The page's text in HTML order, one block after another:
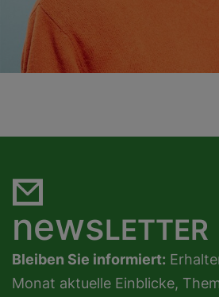
newsLETTER
Bleiben Sie informiert:
Monat aktuelle Einblicke,